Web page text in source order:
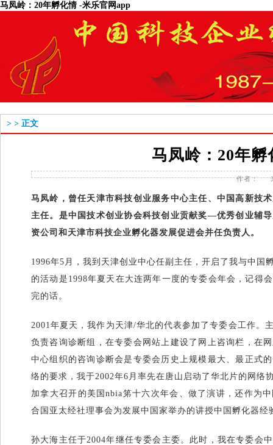
马凤岭：20年孵化情 -米乐官网app
> > 正文
马凤岭：20年孵
作者：
马凤岭，曾任天津市科技创业服务中心主任、中国高新技
主任。是中国技术创业协会科技创业贡献奖—优秀创业辅
资公司和天津市科技企业孵化器发展促进会并任负责人。
1996年5月，我到天津创业中心任副主任，开启了我与中国
的活动是1998年夏天在大连两年一度的专委会年会，记得
完的话。
2001年夏天，我作为天津/华北的代表参加了专委会工作。
负责咨询诊断组，在专委会网站上建设了网上咨询栏，在
中心组织的咨询诊断会是专委会历史上规模最大、最正式
络的要求，我于2002年6月率先在唐山启动了华北片的网络
加拿大召开的美国nbia笫十六次年会、做了演讲，还作为
合国亚太经社理事会为发展中国家举办的讲授中国孵化器经
孙大海主任于2004年继任专委会主委。此时，我在专委会